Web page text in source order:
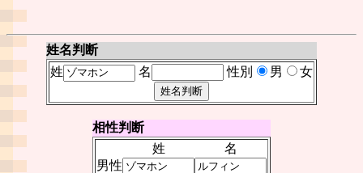
姓名判断
姓
名 性別 男 女
相性判断
姓
名
男性